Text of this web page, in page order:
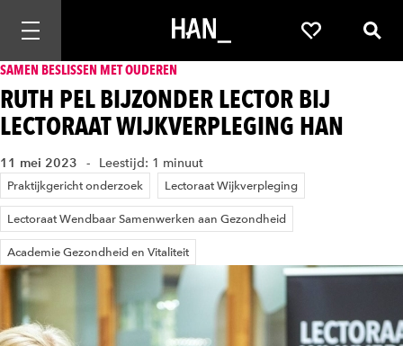
Mobiele navigatie openen Favorieten
SAMEN BESLISSEN MET OUDEREN
RUTH PEL BIJZONDER LECTOR BIJ
LECTORAAT WIJKVERPLEGING HAN
11 mei 2023 Leestijd: 1 minuut
Praktijkgericht onderzoek Lectoraat Wijkverpleging
Lectoraat Wendbaar Samenwerken aan Gezondheid
Academie Gezondheid en Vitaliteit